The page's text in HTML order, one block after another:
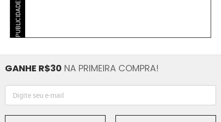
PUBLICIDADE
GANHE R$30 NA PRIMEIRA COMPRA!